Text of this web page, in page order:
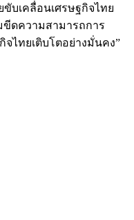
บเคลื่อนเศรษฐกิจไทย
ดความสามารถการ
ไทยเติบโตอย่างมั่นคง”